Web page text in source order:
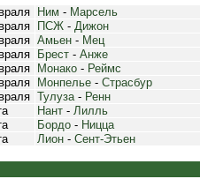
Ним - Марсель
ПСЖ - Дижон
Амьен - Мец
Брест - Анже
Монако - Реймс
Монпелье - Страсбур
Тулуза- Ренн
Нант - Лилль
Бордо - Ницца
Лион - Сент-Этьен